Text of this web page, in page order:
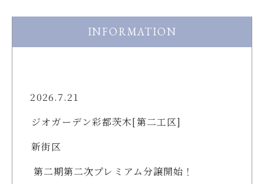
INFORMATION
2026.7.21
ジオガーデン彩都茨木[第二工区]
新街区
第二期第二次プレミアム分譲開始！